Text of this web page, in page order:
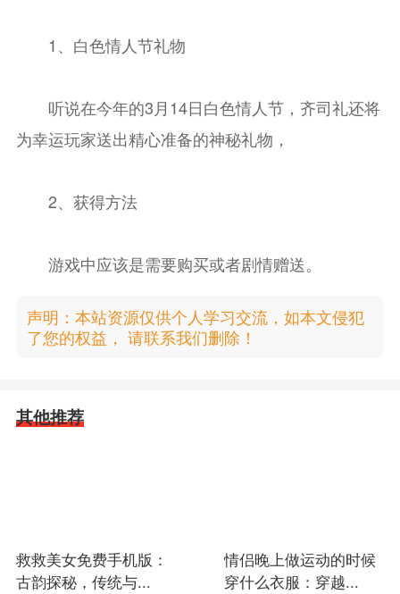
1、白色情人节礼物
听说在今年的3月14日白色情人节，齐司礼还将
为幸运玩家送出精心准备的神秘礼物，
2、获得方法
游戏中应该是需要购买或者剧情赠送。
声明：本站资源仅供个人学习交流，如本文侵犯
了您的权益， 请联系我们删除！
其他推荐
救救美女免费手机版：
古韵探秘，传统与...
情侣晚上做运动的时候
穿什么衣服：穿越...